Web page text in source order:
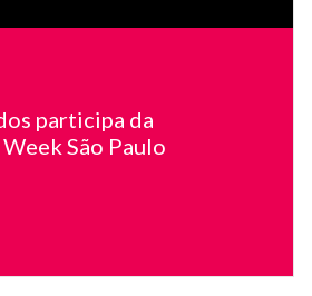
participa da
São Paulo